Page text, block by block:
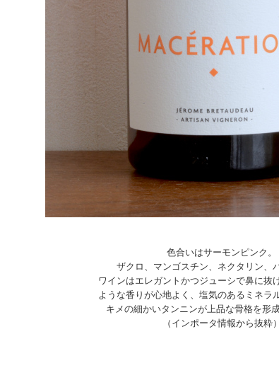
色合いはサーモンピンク。
ザクロ、マンゴスチン、ネクタリン、
ワインはエレガントかつジューシで鼻に抜
ような香りが心地よく、塩気のあるミネラ
キメの細かいタンニンが上品な骨格を形
（インポータ情報から抜粋）